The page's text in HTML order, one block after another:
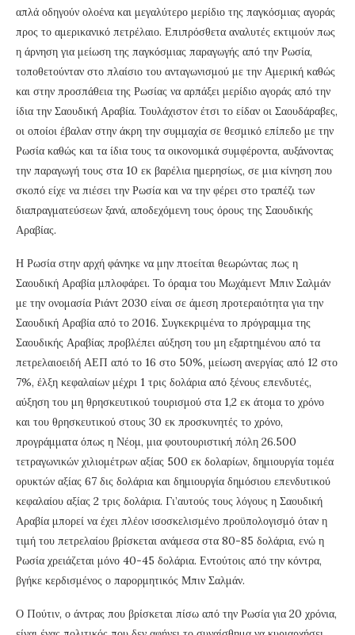
απλά οδηγούν ολοένα και μεγαλύτερο μερίδιο της παγκόσμιας αγοράς
προς το αμερικανικό πετρέλαιο. Επιπρόσθετα αναλυτές εκτιμούν πως
η άρνηση για μείωση της παγκόσμιας παραγωγής από την Ρωσία,
τοποθετούνταν στο πλαίσιο του ανταγωνισμού με την Αμερική καθώς
και στην προσπάθεια της Ρωσίας να αρπάξει μερίδιο αγοράς από την
ίδια την Σαουδική Αραβία. Τουλάχιστον έτσι το είδαν οι Σαουδάραβες,
οι οποίοι έβαλαν στην άκρη την συμμαχία σε θεσμικό επίπεδο με την
Ρωσία καθώς και τα ίδια τους τα οικονομικά συμφέροντα, αυξάνοντας
την παραγωγή τους στα 10 εκ βαρέλια ημερησίως, σε μια κίνηση που
σκοπό είχε να πιέσει την Ρωσία και να την φέρει στο τραπέζι των
διαπραγματεύσεων ξανά, αποδεχόμενη τους όρους της Σαουδικής
Αραβίας.
Η Ρωσία στην αρχή φάνηκε να μην πτοείται θεωρώντας πως η
Σαουδική Αραβία μπλοφάρει. Το όραμα του Μωχάμεντ Μπιν Σαλμάν
με την ονομασία Ριάντ 2030 είναι σε άμεση προτεραιότητα για την
Σαουδική Αραβία από το 2016. Συγκεκριμένα το πρόγραμμα της
Σαουδικής Αραβίας προβλέπει αύξηση του μη εξαρτημένου από τα
πετρελαιοειδή ΑΕΠ από το 16 στο 50%, μείωση ανεργίας από 12 στο
7%, έλξη κεφαλαίων μέχρι 1 τρις δολάρια από ξένους επενδυτές,
αύξηση του μη θρησκευτικού τουρισμού στα 1,2 εκ άτομα το χρόνο
και του θρησκευτικού στους 30 εκ προσκυνητές το χρόνο,
προγράμματα όπως η Νέομ, μια φουτουριστική πόλη 26.500
τετραγωνικών χιλιομέτρων αξίας 500 εκ δολαρίων, δημιουργία τομέα
ορυκτών αξίας 67 δις δολάρια και δημιουργία δημόσιου επενδυτικού
κεφαλαίου αξίας 2 τρις δολάρια. Γι’αυτούς τους λόγους η Σαουδική
Αραβία μπορεί να έχει πλέον ισοσκελισμένο προϋπολογισμό όταν η
τιμή του πετρελαίου βρίσκεται ανάμεσα στα 80-85 δολάρια, ενώ η
Ρωσία χρειάζεται μόνο 40-45 δολάρια. Εντούτοις από την κόντρα,
βγήκε κερδισμένος ο παρορμητικός Μπιν Σαλμάν.
Ο Πούτιν, ο άντρας που βρίσκεται πίσω από την Ρωσία για 20 χρόνια,